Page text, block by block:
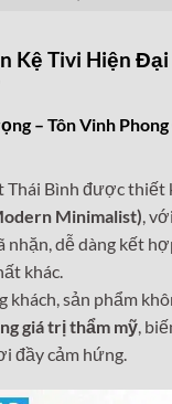
Kệ Tivi Hiện
– Tôn Vinh
Thái Bình được
Minimalist) ,
nhặn, dễ dàng kết
khác.
khách, sản phẩm
giá trị thẩm mỹ ,
đầy cảm hứng.